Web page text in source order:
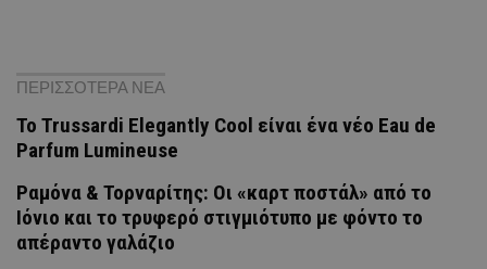
ΠΕΡΙΣΣΟΤΕΡΑ ΝΕΑ
Το Trussardi Elegantly Cool είναι ένα νέο Eau de
Parfum Lumineuse
Ραμόνα & Τορναρίτης: Οι «καρτ ποστάλ» από το
Ιόνιο και το τρυφερό στιγμιότυπο με φόντο το
απέραντο γαλάζιο